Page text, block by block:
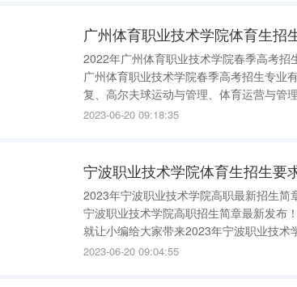
广州体育职业技术学院体育生招
2022年广州体育职业技术学院春季高考
广州体育职业技术学院春季高考招生专业
复、高尔夫球运动与管理、体育运营与管
与管理、社区康复、市场营销等专业，以
2023-06-20 09:18:35
宁波职业技术学院体育生招生要
2023年宁波职业技术学院高职最新招生简章 2023年宁波职业技术学院高职最新招生简章
宁波职业技术学院高职招生简章最新发布
就让小编给大家带来2023年宁波职业技
术学院高职招生简章2023年宁波职业技术
2023-06-20 09:04:55